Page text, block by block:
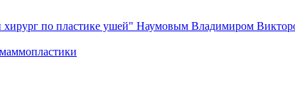
по пластике ушей" Наумовым Владимиром